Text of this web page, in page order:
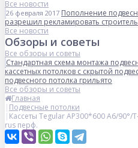
Все новости
26 февраля 2017 Пополнение
разрешил рекламировать
Все новости
Обзоры и советы
Все обзоры и советы
Стандартная схема монтажа
кассетных потолков с скрытой
подвесного потолка грильято
Все обзоры и советы
Главная
Подвесные потолки
Кассеты Tegular AP300*600 A6/
rus перф.